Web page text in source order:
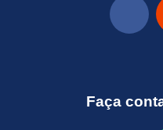
Faça